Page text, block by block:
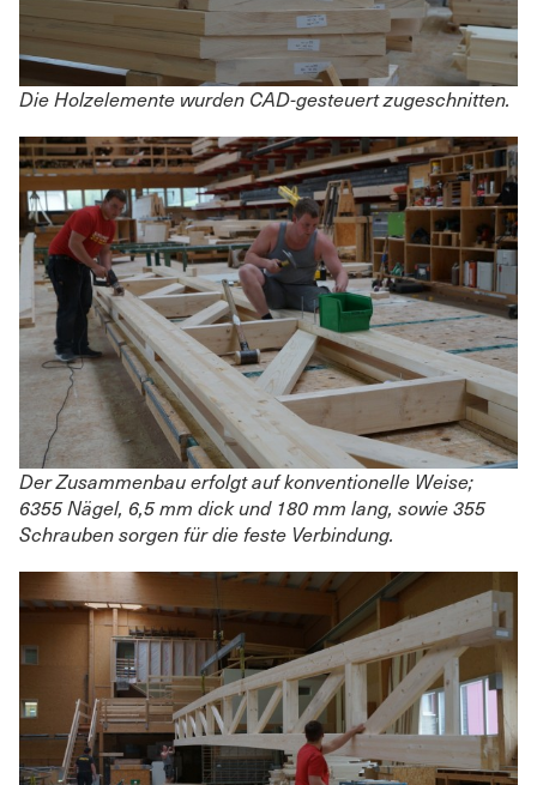
Die Holzelemente wurden CAD-gesteuert zugeschnitten.
Der Zusammenbau erfolgt auf konventionelle Weise;
6355 Nägel, 6,5 mm dick und 180 mm lang, sowie 355
Schrauben sorgen für die feste Verbindung.